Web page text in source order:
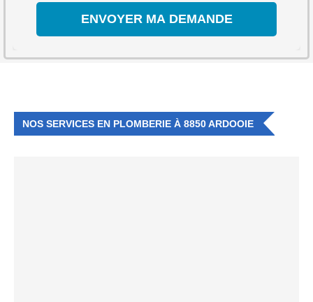
NOS SERVICES EN PLOMBERIE À 8850 ARDOOIE